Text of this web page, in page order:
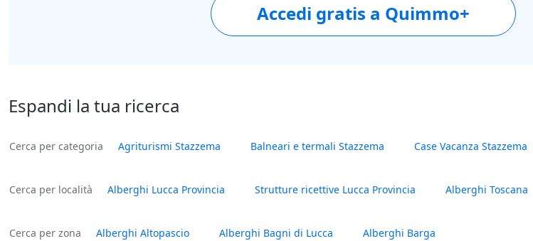
Accedi gratis a Quimmo+
Espandi la tua ricerca
Cerca per categoria Agriturismi Stazzema Balneari e termali Stazzema Case Vacanza Stazzema
Cerca per località Alberghi Lucca Provincia Strutture ricettive Lucca Provincia Alberghi Toscana
Cerca per zona Alberghi Altopascio Alberghi Bagni di Lucca Alberghi Barga